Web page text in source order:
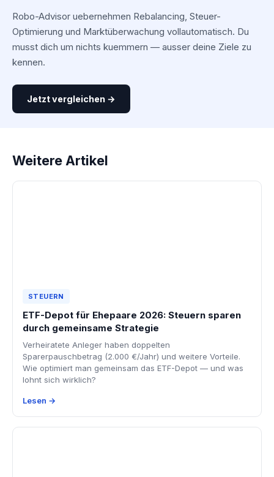
Robo-Advisor uebernehmen Rebalancing, Steuer-
Optimierung und Marktüberwachung vollautomatisch. Du
musst dich um nichts kuemmern — ausser deine Ziele zu
kennen.
Jetzt vergleichen →
Weitere Artikel
STEUERN
ETF-Depot für Ehepaare 2026: Steuern sparen
durch gemeinsame Strategie
Verheiratete Anleger haben doppelten
Sparerpauschbetrag (2.000 €/Jahr) und weitere Vorteile.
Wie optimiert man gemeinsam das ETF-Depot — und was
lohnt sich wirklich?
Lesen →